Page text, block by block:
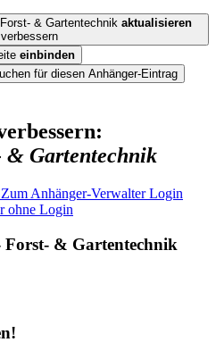
& Gartentechnik aktualisieren
einbinden
für diesen Anhänger-Eintrag
Gartentechnik
Zum Anhänger-Verwalter Login
ohne Login
& Gartentechnik